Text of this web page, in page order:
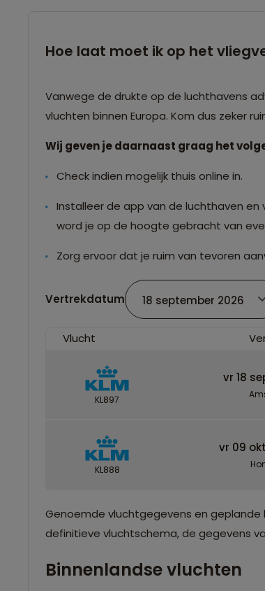
Hoe laat moet ik op het
Vanwege de drukte op de luchthavens
vluchten binnen Europa. Kom dus zeker
Wij geven je daarnaast graag het
Check indien mogelijk thuis online in.
Installeer de app van de luchthaven en
word je op de hoogte gebracht van
Zorg ervoor dat je ruim van tevoren
Vertrekdatum
Vlucht
KL897
vr 18
KL888
vr 09
Genoemde vluchtgegevens en
definitieve vluchtschema, de gegevens
Binnenlandse vluchten